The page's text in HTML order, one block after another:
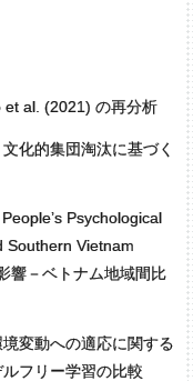
al. (2021) の再分析
化的集団淘汰に基づく
Psychological
Southern Vietnam
響－ベトナム地域間比
変動への適応に関する
フリー学習の比較